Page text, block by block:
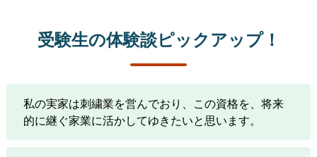
受験生の体験談ピックアップ！
私の実家は刺繍業を営んでおり、この資格を、将来
的に継ぐ家業に活かしてゆきたいと思います。